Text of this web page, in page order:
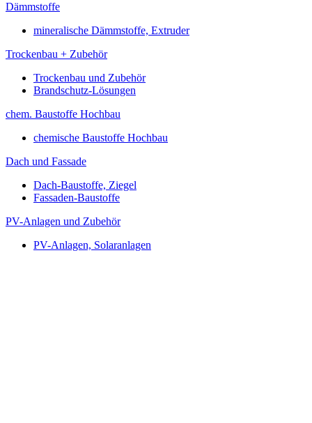
Dämmstoffe
mineralische Dämmstoffe, Extruder
Trockenbau + Zubehör
Trockenbau und Zubehör
Brandschutz-Lösungen
chem. Baustoffe Hochbau
chemische Baustoffe Hochbau
Dach und Fassade
Dach-Baustoffe, Ziegel
Fassaden-Baustoffe
PV-Anlagen und Zubehör
PV-Anlagen, Solaranlagen